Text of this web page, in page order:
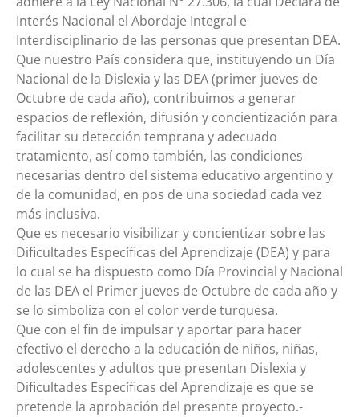
Interés Nacional el Abordaje Integral e
Interdisciplinario de las personas que presentan DEA.
Que nuestro País considera que, instituyendo un Día
Nacional de la Dislexia y las DEA (primer jueves de
Octubre de cada año), contribuimos a generar
espacios de reflexión, difusión y concientización para
facilitar su detección temprana y adecuado
tratamiento, así como también, las condiciones
necesarias dentro del sistema educativo argentino y
de la comunidad, en pos de una sociedad cada vez
más inclusiva.
Que es necesario visibilizar y concientizar sobre las
Dificultades Específicas del Aprendizaje (DEA) y para
lo cual se ha dispuesto como Día Provincial y Nacional
de las DEA el Primer jueves de Octubre de cada año y
se lo simboliza con el color verde turquesa.
Que con el fin de impulsar y aportar para hacer
efectivo el derecho a la educación de niños, niñas,
adolescentes y adultos que presentan Dislexia y
Dificultades Específicas del Aprendizaje es que se
pretende la aprobación del presente proyecto.-